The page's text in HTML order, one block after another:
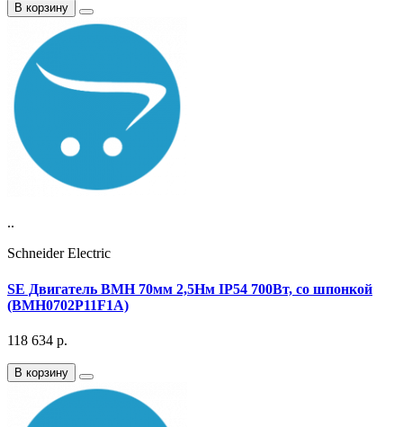
В корзину
..
Schneider Electric
SE Двигатель BMH 70мм 2,5Нм IP54 700Вт, со шпонкой
(BMH0702P11F1A)
118 634 р.
В корзину